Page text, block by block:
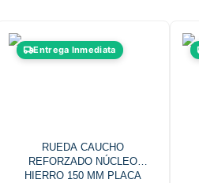
Entrega Inmediata
RUEDA CAUCHO
REFORZADO NÚCLEO
HIERRO 150 MM PLACA